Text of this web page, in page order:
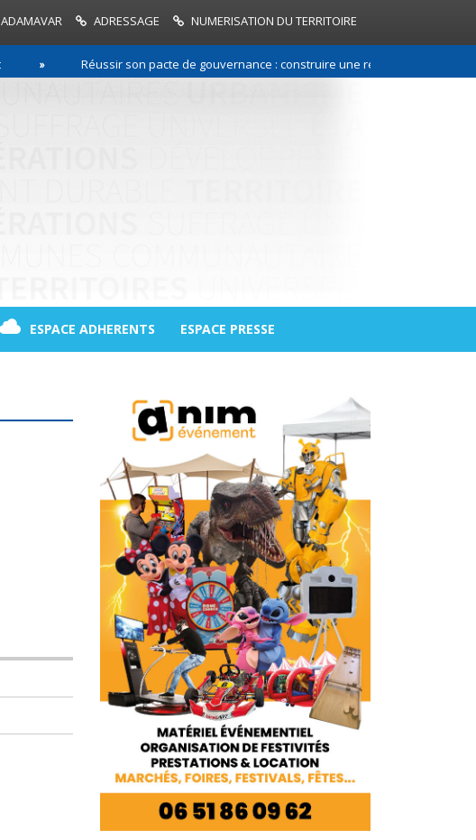
ADAMAVAR ADRESSAGE NUMERISATION DU TERRITOIRE
Réussir son pacte de gouvernance : construire une relation de confiance entre
ESPACE ADHERENTS ESPACE PRESSE